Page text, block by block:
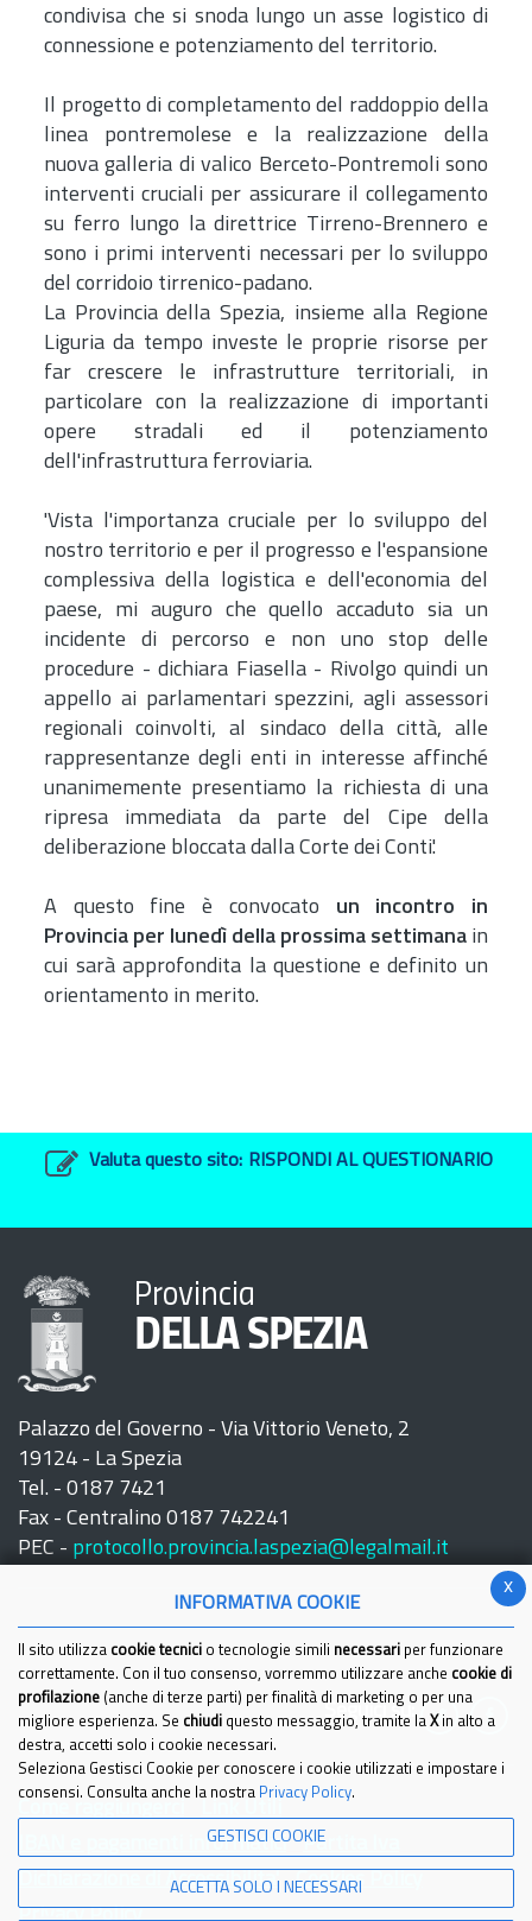
condivisa che si snoda lungo un asse logistico di
connessione e potenziamento del territorio.
Il progetto di completamento del raddoppio della
linea pontremolese e la realizzazione della
nuova galleria di valico Berceto-Pontremoli sono
interventi cruciali per assicurare il collegamento
su ferro lungo la direttrice Tirreno-Brennero e
sono i primi interventi necessari per lo sviluppo
del corridoio tirrenico-padano.
La Provincia della Spezia, insieme alla Regione
Liguria da tempo investe le proprie risorse per
far crescere le infrastrutture territoriali, in
particolare con la realizzazione di importanti
opere stradali ed il potenziamento
dell'infrastruttura ferroviaria.
'Vista l'importanza cruciale per lo sviluppo del
nostro territorio e per il progresso e l'espansione
complessiva della logistica e dell'economia del
paese, mi auguro che quello accaduto sia un
incidente di percorso e non uno stop delle
procedure - dichiara Fiasella - Rivolgo quindi un
appello ai parlamentari spezzini, agli assessori
regionali coinvolti, al sindaco della città, alle
rappresentanze degli enti in interesse affinché
unanimemente presentiamo la richiesta di una
ripresa immediata da parte del Cipe della
deliberazione bloccata dalla Corte dei Conti'.
A questo fine è convocato un incontro in
Provincia per lunedì della prossima settimana in
cui sarà approfondita la questione e definito un
orientamento in merito.
Valuta questo sito: RISPONDI AL QUESTIONARIO
Provincia
DELLA SPEZIA
Palazzo del Governo - Via Vittorio Veneto, 2
19124 - La Spezia
Tel. - 0187 7421
Fax - Centralino 0187 742241
PEC - protocollo.provincia.laspezia@legalmail.it
Seguici su:
IBAN e pagamenti informatici
Partita Iva
Dichiarazione di Accessibilita'
Cookies Policy
Privacy Policy
x
INFORMATIVA COOKIE
Il sito utilizza cookie tecnici o tecnologie simili necessari per funzionare
correttamente. Con il tuo consenso, vorremmo utilizzare anche cookie di
profilazione (anche di terze parti) per finalità di marketing o per una
migliore esperienza. Se chiudi questo messaggio, tramite la Xin alto a
destra, accetti solo i cookie necessari.
Seleziona Gestisci Cookie per conoscere i cookie utilizzati e impostare i
consensi. Consulta anche la nostra Privacy Policy.
GESTISCI COOKIE
ACCETTA SOLO I NECESSARI